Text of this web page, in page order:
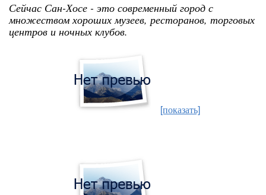
Сейчас Сан-Хосе - это современный город с
множеством хороших музеев, ресторанов, торговых
центров и ночных клубов.
[показать]